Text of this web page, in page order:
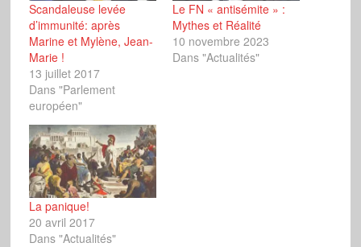
Scandaleuse levée
d’immunité: après
Marine et Mylène, Jean-
Marie !
13 juillet 2017
Dans "Parlement
européen"
Le FN « antisémite » :
Mythes et Réalité
10 novembre 2023
Dans "Actualités"
La panique!
20 avril 2017
Dans "Actualités"